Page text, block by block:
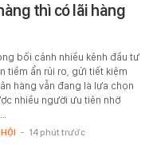
thì có lãi hàng
bối cảnh nhiều kênh đầu tư
tiềm ẩn rủi ro, gửi tiết kiệm
hàng vẫn đang là lựa chọn
nhiều người ưu tiên nhờ
- 14 phút trước